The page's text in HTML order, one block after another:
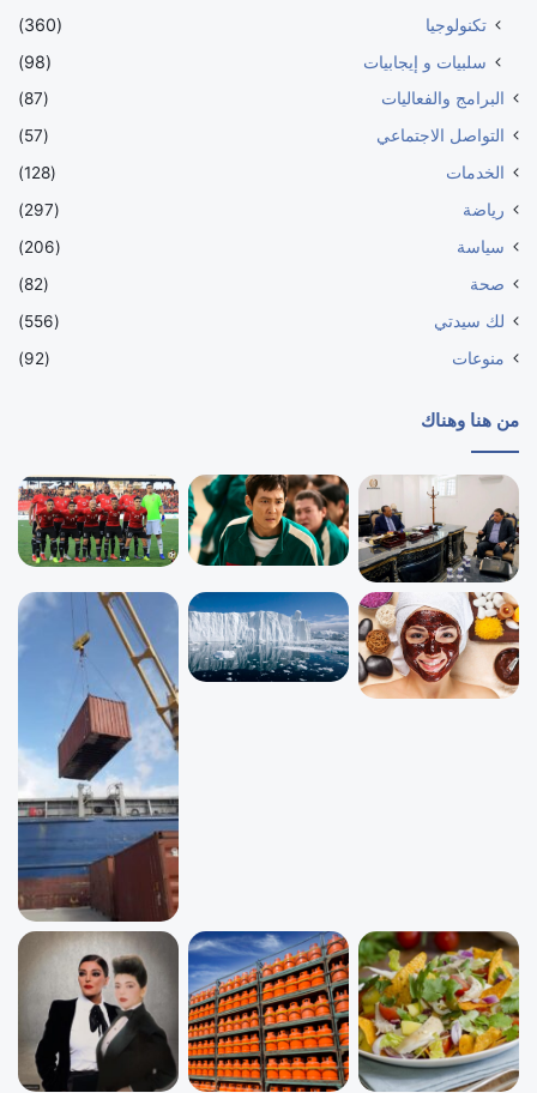
تكنولوجيا
(360)
سلبيات و إيجابيات
(98)
البرامج والفعاليات
(87)
التواصل الاجتماعي
(57)
الخدمات
(128)
رياضة
(297)
سياسة
(206)
صحة
(82)
لك سيدتي
(556)
منوعات
(92)
من هنا وهناك